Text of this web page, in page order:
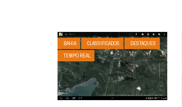
BAHIA CLASSIFICADOS
DESTAQUES
TEMPO REAL